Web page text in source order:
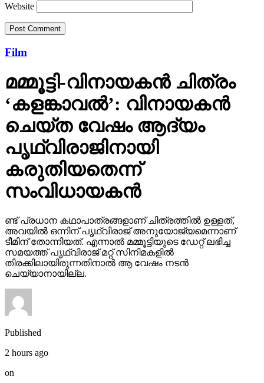
Film
മമ്മൂട്ടി-വിനായകന്‍ ചിത്രം
‘കളങ്കാവല്‍’: വിനായകന്‍
ചെയ്ത വേഷം ആദ്യം
പൃഥ്വിരാജിനായി
കരുതിയതെന്ന്
സംവിധായകന്‍
ണ്ട് പ്രധാന കഥാപാത്രങ്ങളാണ് ചിത്രത്തില്‍ ഉള്ളത്,
അവയില്‍ ഒന്നിന് പൃഥ്വിരാജ് അനുയോജ്യമെന്നാണ്
തിരക്കിലായിരുന്നതിനാല്‍ ആ വേഷം നടന്‍
ചെയ്യാനായില്ല.
2 hours ago
on
November 19, 2025
By